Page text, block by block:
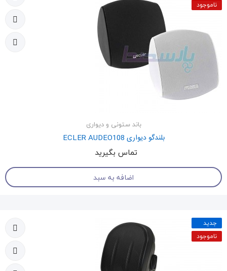
ناموجود
باند ستونی و دیواری
بلندگو دیواری ECLER AUDEO108
تماس بگیرید
اضافه به سبد
جدید
ناموجود